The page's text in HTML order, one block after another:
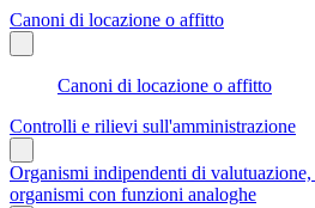
Canoni di locazione o affitto
Canoni di locazione o affitto
Controlli e rilievi sull'amministrazione
Organismi indipendenti di
organismi con funzioni analoghe